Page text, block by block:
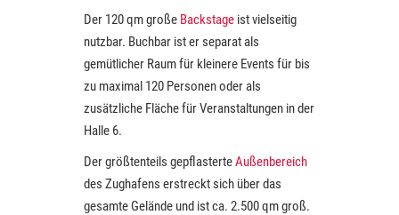
Der 120 qm große Backstage ist vielseitig
nutzbar. Buchbar ist er separat als
gemütlicher Raum für kleinere Events für bis
zu maximal 120 Personen oder als
zusätzliche Fläche für Veranstaltungen in der
Halle 6.
Der größtenteils gepflasterteAußenbereich
des Zughafens erstreckt sich über das
gesamte Gelände und ist ca. 2.500 qm groß.